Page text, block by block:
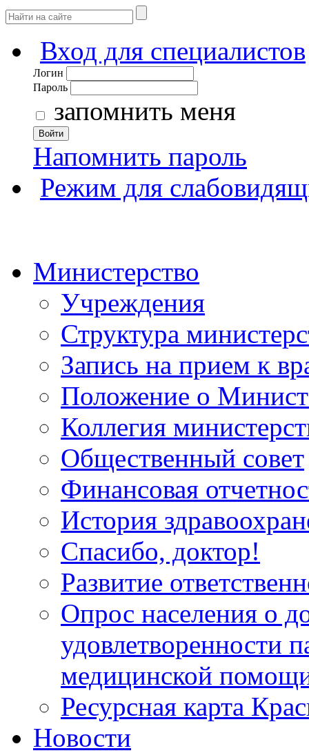
Вход для специалистов
Логин
Пароль
запомнить меня
Войти
Напомнить пароль
Режим для
Министерство
Учреждения
Структура
Запись на прием к
Положение о
Коллегия
Общественный совет
Финансовая
История
Спасибо, доктор!
Развитие
Опрос населения о
удовлетворенности
медицинской
Ресурсная карта
Новости